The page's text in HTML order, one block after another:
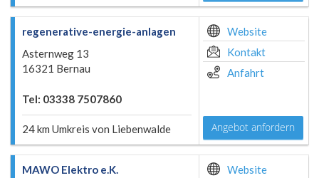
regenerative-energie-anlagen
Asternweg 13
16321 Bernau
Tel: 03338 7507860
24 km Umkreis von Liebenwalde
Website
Kontakt
Anfahrt
Angebot anfordern
MAWO Elektro e.K.
Website